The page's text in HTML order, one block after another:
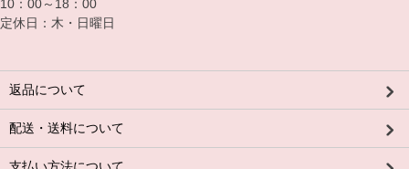
10：00～18：00
定休日：木・日曜日
返品について
配送・送料について